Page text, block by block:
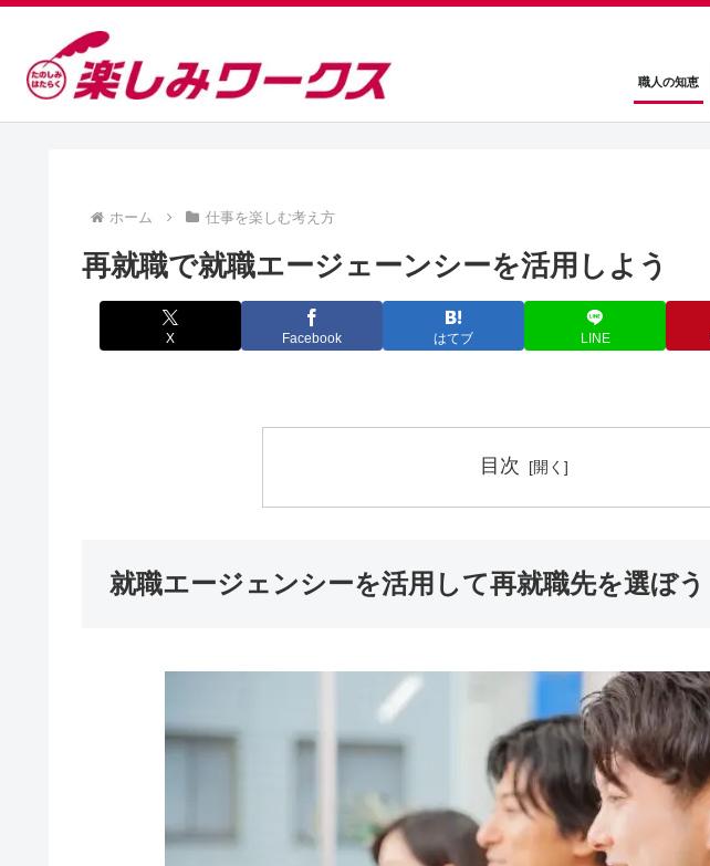
職人の知恵
ホーム 仕事を楽しむ考え方
再就職で就職エージェーンシーを活用しよう
X Facebook はてブ LINE
目次
就職エージェンシーを活用して再就職先を選ぼう